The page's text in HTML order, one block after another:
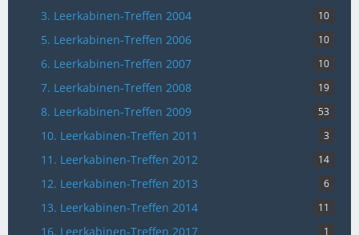
3. Leerkabinen-Treffen 2004 10
5. Leerkabinen-Treffen 2006 10
6. Leerkabinen-Treffen 2007 10
7. Leerkabinen-Treffen 2008 19
8. Leerkabinen-Treffen 2009 53
10. Leerkabinen-Treffen 2011 3
11. Leerkabinen-Treffen 2012 14
12. Leerkabinen-Treffen 2013 6
13. Leerkabinen-Treffen 2014 11
16. Leerkabinen-Treffen 2017 1